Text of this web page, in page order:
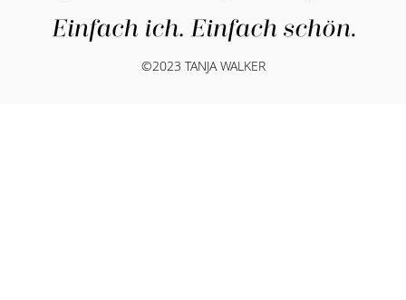
©2023 TANJA WALKER